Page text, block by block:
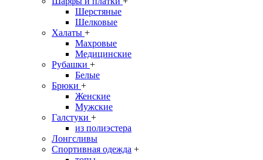
Шерстяные
Шелковые
Халаты +
Махровые
Медицинские
Рубашки +
Белые
Брюки +
Женские
Мужские
Галстуки +
из полиэстера
Лонгсливы
Спортивная одежда +